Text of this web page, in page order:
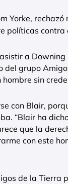
Yorke, rechazó
políticas contra
a
del grupo
sin
con Blair,
“Blair ha
que la
con este
de la Tierra